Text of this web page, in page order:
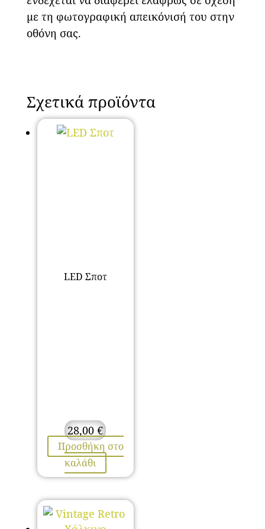
με τη φωτογραφική απεικόνισή του στην
οθόνη σας.
Σχετικά προϊόντα
LED Σποτ
28,00€
Προσθήκη στο
καλάθι